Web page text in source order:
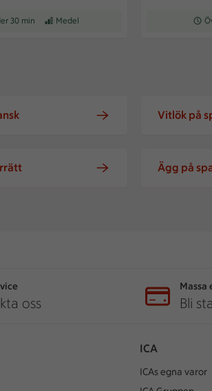
tar Under 30 min att tillaga
30 min Receptet har Medel svårighetsgrad
Medel
Vitlök på
Ägg på
oss
Massa
Bli
ICA
ICAs egna varor